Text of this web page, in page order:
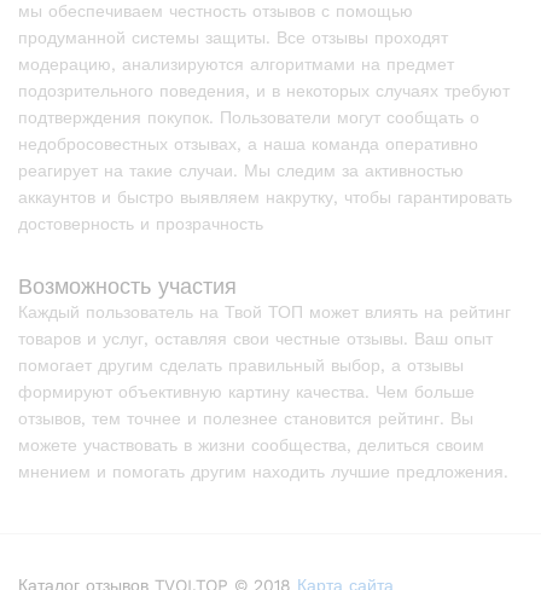
мы обеспечиваем честность отзывов с помощью
продуманной системы защиты. Все отзывы проходят
модерацию, анализируются алгоритмами на предмет
подозрительного поведения, и в некоторых случаях требуют
подтверждения покупок. Пользователи могут сообщать о
недобросовестных отзывах, а наша команда оперативно
реагирует на такие случаи. Мы следим за активностью
аккаунтов и быстро выявляем накрутку, чтобы гарантировать
достоверность и прозрачность
Возможность участия
Каждый пользователь на Твой ТОП может влиять на рейтинг
товаров и услуг, оставляя свои честные отзывы. Ваш опыт
помогает другим сделать правильный выбор, а отзывы
формируют объективную картину качества. Чем больше
отзывов, тем точнее и полезнее становится рейтинг. Вы
можете участвовать в жизни сообщества, делиться своим
мнением и помогать другим находить лучшие предложения.
Каталог отзывов TVOI.TOP © 2018 Карта сайта